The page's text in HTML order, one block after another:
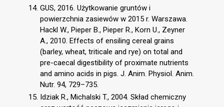
GUS, 2016. Użytkowanie gruntów i
powierzchnia zasiewów w 2015 r. Warszawa.
Hackl W., Pieper B., Pieper R., Korn U., Zeyner
A., 2010. Effects of ensiling cereal grains
(barley, wheat, triticale and rye) on total and
pre-caecal digestibility of proximate nutrients
and amino acids in pigs. J. Anim. Physiol. Anim.
Nutr. 94, 729–735.
Idziak R., Michalski T., 2004. Skład chemiczny